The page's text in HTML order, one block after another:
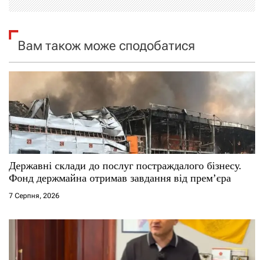
і
я
з
п
и
с
і
в
Вам також може сподобатися
Державні склади до послуг постраждалого бізнесу.
Фонд держмайна отримав завдання від прем’єра
7 Серпня, 2026